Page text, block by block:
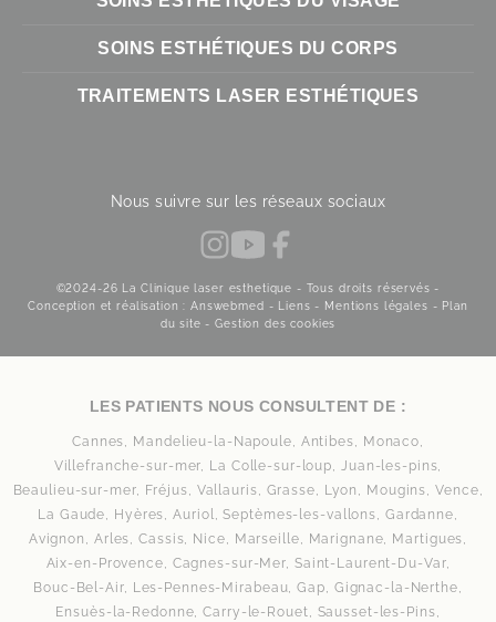
SOINS ESTHÉTIQUES DU CORPS
TRAITEMENTS LASER ESTHÉTIQUES
Nous suivre sur les réseaux sociaux
©2024-26 La Clinique laser esthetique - Tous droits réservés -
Conception et réalisation : Answebmed - Liens - Mentions légales - Plan
du site -Gestion des cookies
LES PATIENTS NOUS CONSULTENT DE :
Cannes, Mandelieu-la-Napoule, Antibes, Monaco,
Villefranche-sur-mer, La Colle-sur-loup, Juan-les-pins,
Beaulieu-sur-mer, Fréjus, Vallauris, Grasse, Lyon, Mougins, Vence,
La Gaude, Hyères, Auriol, Septèmes-les-vallons, Gardanne,
Avignon, Arles, Cassis, Nice, Marseille, Marignane, Martigues,
Aix-en-Provence, Cagnes-sur-Mer, Saint-Laurent-Du-Var,
Bouc-Bel-Air, Les-Pennes-Mirabeau, Gap, Gignac-la-Nerthe,
Ensuès-la-Redonne, Carry-le-Rouet, Sausset-les-Pins,